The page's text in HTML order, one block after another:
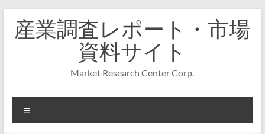
キ
プ
産業調査レポート・市場
資料サイト
Market Research Center Corp.
ニ